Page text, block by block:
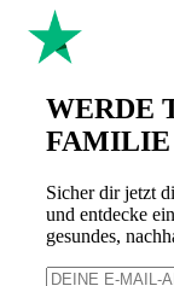
WERDE
FAMILIE
Sicher dir jetzt
und entdecke
gesundes,